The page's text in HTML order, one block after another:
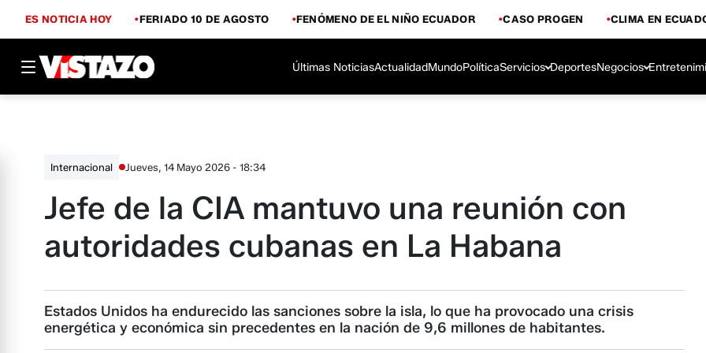
ES NOTICIA HOY FERIADO 10 DE AGOSTO FENÓMENO DE EL NIÑO ECUADOR CASO PROGEN CLIMA EN
Últimas NoticiasActualidadMundoPolíticaServicios DeportesNegocios
Internacional Jueves, 14 Mayo 2026 - 18:34
Jefe de la CIA mantuvo una reunión con
autoridades cubanas en La Habana
Estados Unidos ha endurecido las sanciones sobre la isla, lo que ha provocado una crisis
energética y económica sin precedentes en la nación de 9,6 millones de habitantes.